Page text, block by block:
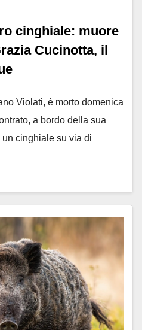
cinghiale: muore
Cucinotta, il
Violati, è morto domenica
a bordo della sua
cinghiale su via di